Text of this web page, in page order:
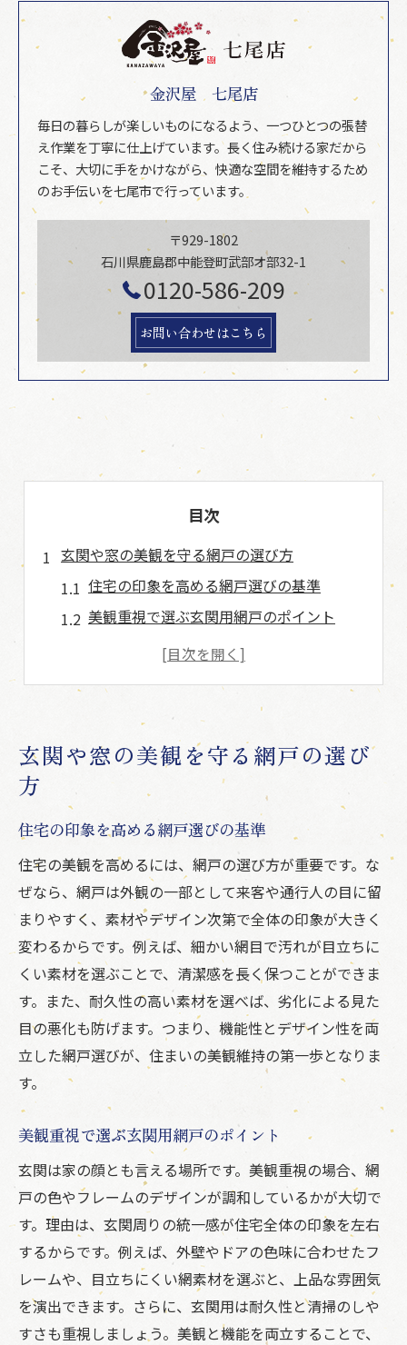
金沢屋 七尾店
毎日の暮らしが楽しいものになるよう、一つひとつの張替
え作業を丁寧に仕上げています。長く住み続ける家だから
こそ、大切に手をかけながら、快適な空間を維持するため
のお手伝いを七尾市で行っています。
〒929-1802
石川県鹿島郡中能登町武部オ部32-1
0120-586-209
お問い合わせはこちら
目次
玄関や窓の美観を守る網戸の選び方
住宅の印象を高める網戸選びの基準
美観重視で選ぶ玄関用網戸のポイント
窓の景観と調和する網戸素材の見極め方
美しい住まいを叶える網戸選択術
網戸選びで気を付けたいデザイン要素
網戸掃除で住まいの印象が変わる理由
定期的な網戸掃除が美観維持の鍵
網戸の汚れが住宅全体に与える印象
簡単な掃除で網戸の美しさを長持ち
玄関や窓の網戸掃除を習慣化するコツ
掃除後の網戸で得られる快適な眺め
網戸掃除が家族の健康にもつながる理由
美観維持に役立つ網戸素材の特徴とは
美観を長持ちさせる網戸素材の選び方
網戸素材ごとの耐久性と見た目の違い
環境にやさしい網戸素材がもたらす効果
掃除しやすい網戸素材のメリットを解説
玄関や窓におすすめの網戸素材とは
美観を損なわない網戸素材比較ガイド
簡単にできる網戸の手入れ術をご紹介
忙しい人向け網戸手入れの時短テク
手軽に美観がアップする網戸掃除術
網戸の美しさを保つ日常のお手入れ方法
身近な道具で効率的に網戸を清掃する方法
玄関や窓の美観を守る網戸の選び
方
住宅の印象を高める網戸選びの基準
住宅の美観を高めるには、網戸の選び方が重要です。な
ぜなら、網戸は外観の一部として来客や通行人の目に留
まりやすく、素材やデザイン次第で全体の印象が大きく
変わるからです。例えば、細かい網目で汚れが目立ちに
くい素材を選ぶことで、清潔感を長く保つことができま
す。また、耐久性の高い素材を選べば、劣化による見た
目の悪化も防げます。つまり、機能性とデザイン性を両
立した網戸選びが、住まいの美観維持の第一歩となりま
す。
美観重視で選ぶ玄関用網戸のポイント
玄関は家の顔とも言える場所です。美観重視の場合、網
戸の色やフレームのデザインが調和しているかが大切で
す。理由は、玄関周りの統一感が住宅全体の印象を左右
するからです。例えば、外壁やドアの色味に合わせたフ
レームや、目立ちにくい網素材を選ぶと、上品な雰囲気
を演出できます。さらに、玄関用は耐久性と清掃のしや
すさも重視しましょう。美観と機能を両立することで、